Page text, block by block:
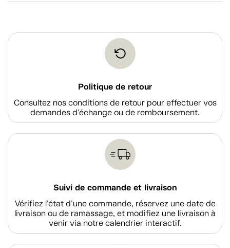
Politique de retour
Consultez nos conditions de retour pour effectuer vos
demandes d'échange ou de remboursement.
Suivi de commande et livraison
Vérifiez l'état d'une commande, réservez une date de
livraison ou de ramassage, et modifiez une livraison à
venir via notre calendrier interactif.